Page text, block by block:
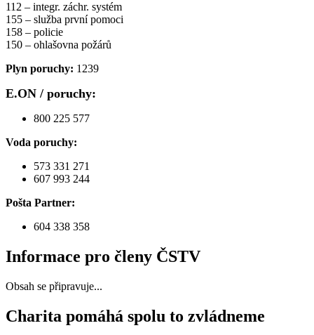
112 – integr. záchr. systém
155 – služba první pomoci
158 – policie
150 – ohlašovna požárů
Plyn poruchy: 1239
E.ON / poruchy:
800 225 577
Voda poruchy:
573 331 271
607 993 244
Pošta Partner:
604 338 358
Informace pro členy ČSTV
Obsah se připravuje...
Charita pomáhá spolu to zvládneme